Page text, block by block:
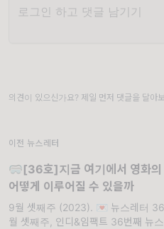
의견이 있으신가요? 제일 먼저 댓글을 달아
이전 뉴스레터
🥽[36호]지금 여기에서 영화의
어떻게 이루어질 수 있을까
9월 셋째주 (2023). 💌 뉴스레터
월 셋째주, 인디&임팩트 36번째 뉴스